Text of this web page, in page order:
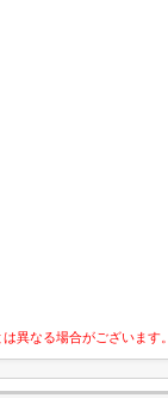
異なる場合がございます。